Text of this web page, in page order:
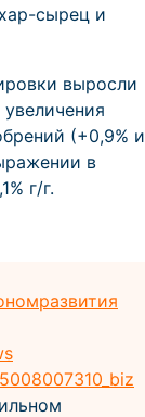
сырец и
выросли
увеличения
(+0,9% и
в
г/г.